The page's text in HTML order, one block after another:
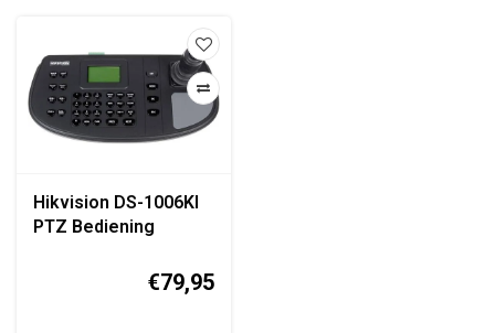
Hikvision DS-1006KI
PTZ Bediening
€79,95